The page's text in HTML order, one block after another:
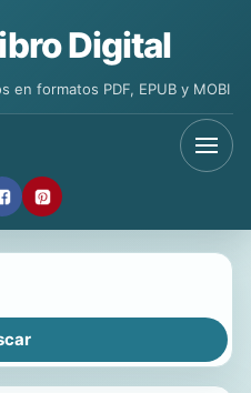
Digital
en formatos PDF, EPUB y MOBI